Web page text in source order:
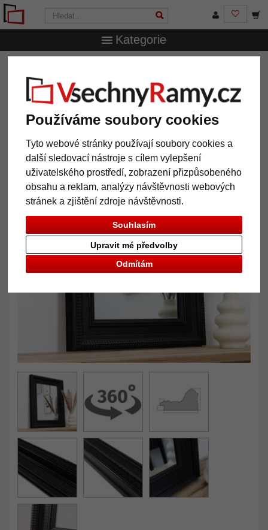
Používáme soubory cookies
Tyto webové stránky používají soubory cookies a
další sledovací nástroje s cílem vylepšení
uživatelského prostředí, zobrazení přizpůsobeného
obsahu a reklam, analýzy návštěvnosti webových
stránek a zjištění zdroje návštěvnosti.
Souhlasím
Odmítám
Upravit mé předvolby
Kategorie
nástěnné zrcadlo Fronta
Dřevěné nástěnné zrcadlo Fronta
Zpět